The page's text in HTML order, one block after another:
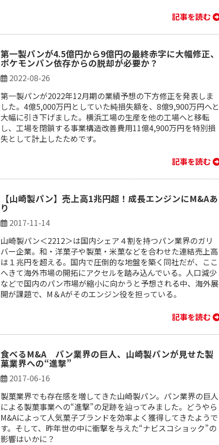
記事を読む
第一製パンが4.5億円から9億円の最終赤字に大幅修正、
ポケモンパン依存からの脱却が必要か？
2022-08-26
第一製パンが2022年12月期の業績予想の下方修正を発表しま
した。4億5,000万円としていた純損失額を、8億9,900万円へと
大幅に引き下げました。横浜工場の生産を他の工場へと移転
し、工場を閉鎖する事業構造改善費用11億4,900万円を特別損
失として計上したためです。
記事を読む
【山崎製パン】売上高1兆円超！成長エンジンにM&Aあ
り
2017-11-14
山崎製パン＜2212＞は国内シェア４割を持つパン業界のガリ
バー企業。和・洋菓子や製菓・米菓などを合わせた連結売上高
は１兆円を超える。国内で圧倒的な地盤を築く同社だが、ここ
へきて海外市場の開拓にアクセルを踏み込んでいる。人口減少
などで国内のパン市場が縮小に向かうと予想される中、海外展
開が課題で、M＆Aがそのエンジン役を担っている。
記事を読む
食べるM&A パン業界の巨人、山崎製パンが見せた製
菓業界への“進撃”
2017-06-16
製菓業界でも存在感を増してきた山崎製パン。パン業界の巨人
による製菓事業への“進撃”の足跡を辿ってみました。どうやら
M&Aによって人気菓子ブランドを効率よく獲得してきたようで
す。そして、昨年世の中に衝撃を与えた“ナビスコショック”の
影響はいかに？